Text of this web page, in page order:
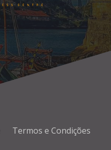
Termos e Condições